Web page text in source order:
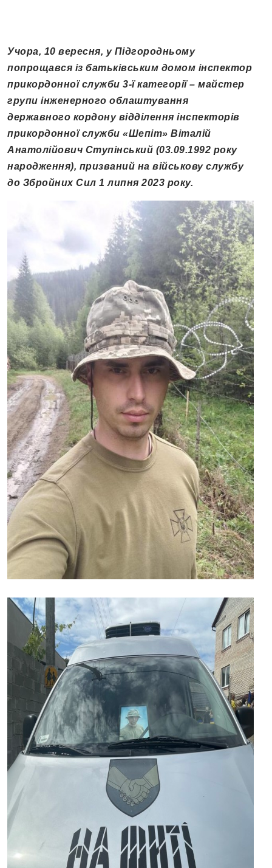
Учора, 10 вересня, у Підгородньому
попрощався із батьківським домом інспектор
прикордонної служби 3-ї категорії – майстер
групи інженерного облаштування
державного кордону відділення інспекторів
прикордонної служби «Шепіт» Віталій
Анатолійович Ступінський (03.09.1992 року
народження), призваний на військову службу
до Збройних Сил 1 липня 2023 року.